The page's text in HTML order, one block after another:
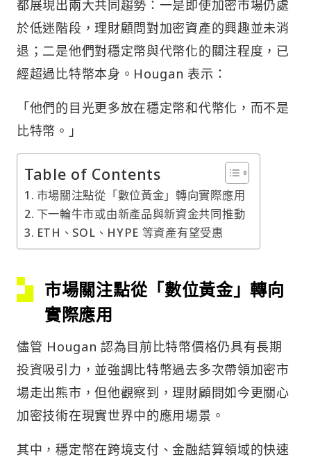
都展現出兩大共同趨勢：一是即使加密市場仍處
於低迷階段，理財顧問對加密資產的興趣並未消
退；二是他們對穩定幣與代幣化的關注程度，已
經超過比特幣本身。Hougan 表示：
「他們的目光更多放在穩定幣和代幣化，而不是
比特幣。」
Table of Contents
市場關注點從「數位黃金」轉向實際應用
下一輪牛市或由新產品與新資金共同推動
ETH、SOL、HYPE 等資產有望受惠
市場關注點從「數位黃金」轉向
實際應用
儘管 Hougan 認為目前比特幣價格仍具有長期
投資吸引力，並強調比特幣過去多次帶領加密市
場走出熊市，但他觀察到，理財顧問如今更關心
加密技術在現實世界中的應用場景。
其中，穩定幣在跨境支付、金融結算領域的快速